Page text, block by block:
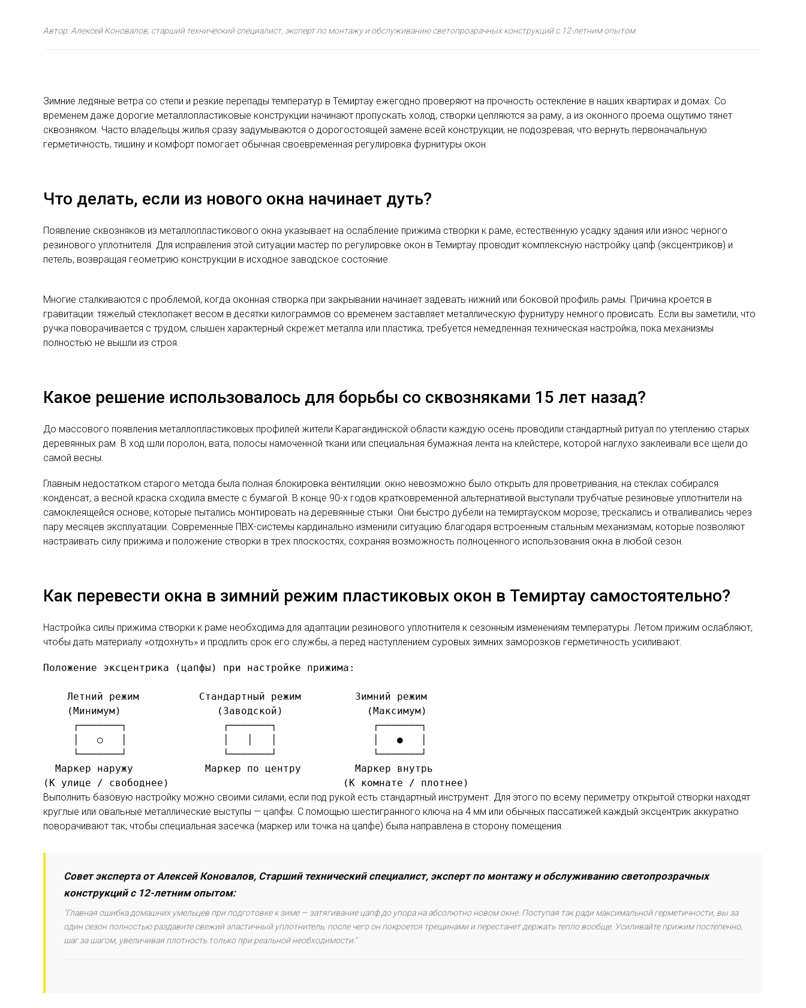
Автор: Алексей Коновалов, старший технический специалист, эксперт по монтажу и обслуживанию светопрозрачных конструкций с 12-летним опытом.
Зимние ледяные ветра со степи и резкие перепады температур в Темиртау ежегодно проверяют на прочность остекление в наших квартирах и домах. Со
временем даже дорогие металлопластиковые конструкции начинают пропускать холод, створки цепляются за раму, а из оконного проема ощутимо тянет
сквозняком. Часто владельцы жилья сразу задумываются о дорогостоящей замене всей конструкции, не подозревая, что вернуть первоначальную
герметичность, тишину и комфорт помогает обычная своевременная регулировка фурнитуры окон.
Что делать, если из нового окна начинает дуть?
Появление сквозняков из металлопластикового окна указывает на ослабление прижима створки к раме, естественную усадку здания или износ черного
резинового уплотнителя. Для исправления этой ситуации мастер по регулировке окон в Темиртау проводит комплексную настройку цапф (эксцентриков) и
петель, возвращая геометрию конструкции в исходное заводское состояние.
Многие сталкиваются с проблемой, когда оконная створка при закрывании начинает задевать нижний или боковой профиль рамы. Причина кроется в
гравитации: тяжелый стеклопакет весом в десятки килограммов со временем заставляет металлическую фурнитуру немного провисать. Если вы заметили, что
ручка поворачивается с трудом, слышен характерный скрежет металла или пластика, требуется немедленная техническая настройка, пока механизмы
полностью не вышли из строя.
Какое решение использовалось для борьбы со сквозняками 15 лет назад?
До массового появления металлопластиковых профилей жители Карагандинской области каждую осень проводили стандартный ритуал по утеплению старых
деревянных рам. В ход шли поролон, вата, полосы намоченной ткани или специальная бумажная лента на клейстере, которой наглухо заклеивали все щели до
самой весны.
Главным недостатком старого метода была полная блокировка вентиляции: окно невозможно было открыть для проветривания, на стеклах собирался
конденсат, а весной краска сходила вместе с бумагой. В конце 90-х годов кратковременной альтернативой выступали трубчатые резиновые уплотнители на
самоклеящейся основе, которые пытались монтировать на деревянные стыки. Они быстро дубели на темиртауском морозе, трескались и отваливались через
пару месяцев эксплуатации. Современные ПВХ-системы кардинально изменили ситуацию благодаря встроенным стальным механизмам, которые позволяют
настраивать силу прижима и положение створки в трех плоскостях, сохраняя возможность полноценного использования окна в любой сезон.
Как перевести окна в зимний режим пластиковых окон в Темиртау самостоятельно?
Настройка силы прижима створки к раме необходима для адаптации резинового уплотнителя к сезонным изменениям температуры. Летом прижим ослабляют,
чтобы дать материалу «отдохнуть» и продлить срок его службы, а перед наступлением суровых зимних заморозков герметичность усиливают.
Положение эксцентрика (цапфы) при настройке прижима:
    Летний режим          Стандартный режим         Зимний режим
    (Минимум)                (Заводской)              (Максимум)
     ┌───────┐                ┌───────┐                ┌───────┐
     │   ○   │                │   │   │                │   ●   │
     └───────┘                └───────┘                └───────┘
  Маркер наружу            Маркер по центру         Маркер внутрь
Выполнить базовую настройку можно своими силами, если под рукой есть стандартный инструмент. Для этого по всему периметру открытой створки находят
круглые или овальные металлические выступы — цапфы. С помощью шестигранного ключа на 4 мм или обычных пассатижей каждый эксцентрик аккуратно
поворачивают так, чтобы специальная засечка (маркер или точка на цапфе) была направлена в сторону помещения.
Совет эксперта от Алексей Коновалов, Старший технический специалист, эксперт по монтажу и обслуживанию светопрозрачных
конструкций с 12-летним опытом:
"Главная ошибка домашних умельцев при подготовке к зиме — затягивание цапф до упора на абсолютно новом окне. Поступая так ради максимальной герметичности, вы за
один сезон полностью раздавите свежий эластичный уплотнитель, после чего он покроется трещинами и перестанет держать тепло вообще. Усиливайте прижим постепенно,
шаг за шагом, увеличивая плотность только при реальной необходимости."